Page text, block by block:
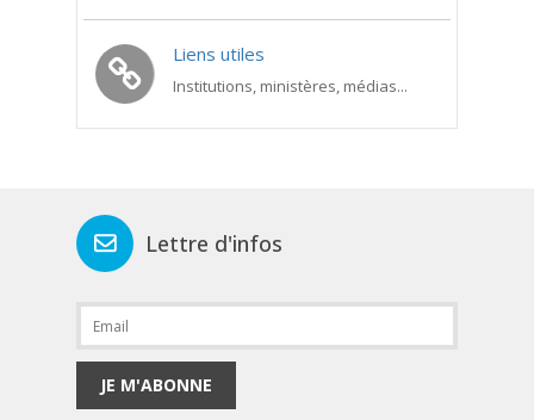
Liens utiles
Institutions, ministères, médias...
Lettre d'infos
JE M'ABONNE